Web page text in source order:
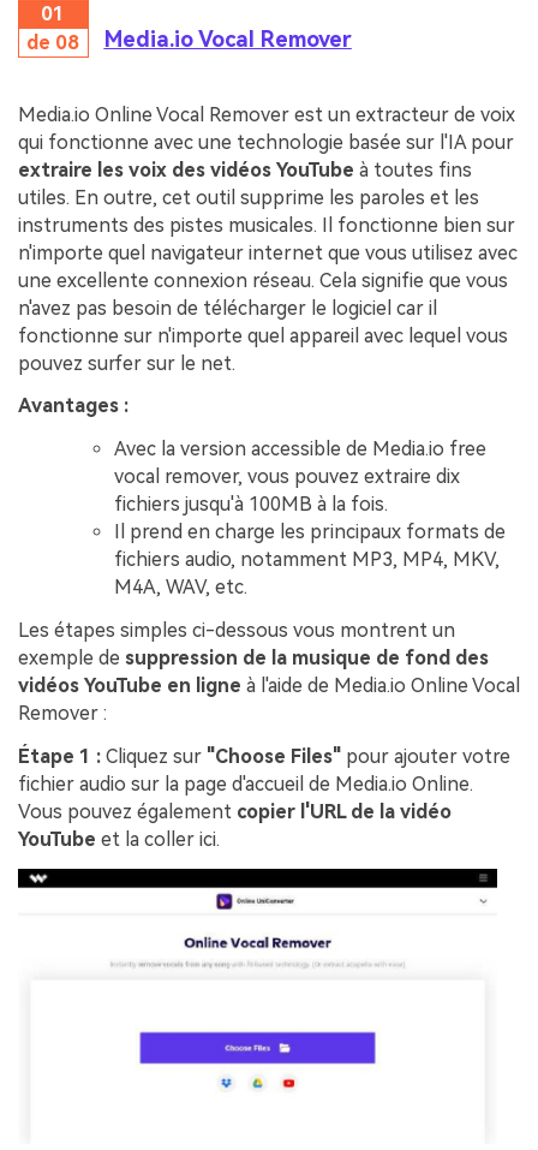
01
de 08
Media.io Vocal Remover
Media.io Online Vocal Remover est un extracteur de voix
qui fonctionne avec une technologie basée sur l'IA pour
extraire les voix des vidéos YouTube à toutes fins
utiles. En outre, cet outil supprime les paroles et les
instruments des pistes musicales. Il fonctionne bien sur
n'importe quel navigateur internet que vous utilisez avec
une excellente connexion réseau. Cela signifie que vous
n'avez pas besoin de télécharger le logiciel car il
fonctionne sur n'importe quel appareil avec lequel vous
pouvez surfer sur le net.
Avantages :
Avec la version accessible de Media.io free
vocal remover, vous pouvez extraire dix
fichiers jusqu'à 100MB à la fois.
Il prend en charge les principaux formats de
fichiers audio, notamment MP3, MP4, MKV,
M4A, WAV, etc.
Les étapes simples ci-dessous vous montrent un
exemple de suppression de la musique de fond des
vidéos YouTube en ligne à l'aide de Media.io Online Vocal
Remover :
Étape 1 : Cliquez sur "Choose Files" pour ajouter votre
fichier audio sur la page d'accueil de Media.io Online.
Vous pouvez également copier l'URL de la vidéo
YouTube et la coller ici.